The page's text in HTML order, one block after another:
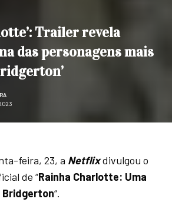
Trailer revela
das personagens mais
feira, 23, a Netflixdivulgou o
de “Rainha Charlotte: Uma
Bridgerton“.